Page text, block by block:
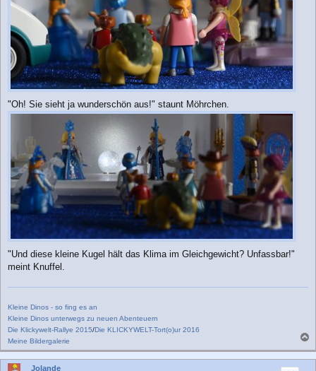
"Oh! Sie sieht ja wunderschön aus!" staunt Möhrchen.
"Und diese kleine Kugel hält das Klima im Gleichgewicht? Unfassbar!"
meint Knuffel.
Kleine Dinos - so fing es an
Kleine Dinos unterwegs zu neuen Abenteuern
Die Klickywelt-Rallye 2015/Die KLICKYWELT-Tort(o)ur 2016
Meine Bildergalerie
a
c
Jolande